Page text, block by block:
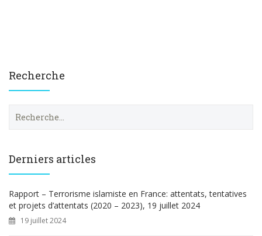
Recherche
e
h
e
r
Derniers articles
Rapport – Terrorisme islamiste en France: attentats, tentatives
et projets d’attentats (2020 – 2023), 19 juillet 2024
19 juillet 2024